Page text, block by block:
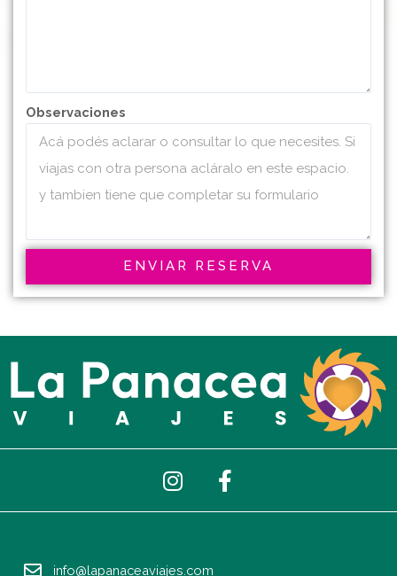
Observaciones
ENVIAR RESERVA
I
n
s
F
a
c
info@lapanaceaviajes.com